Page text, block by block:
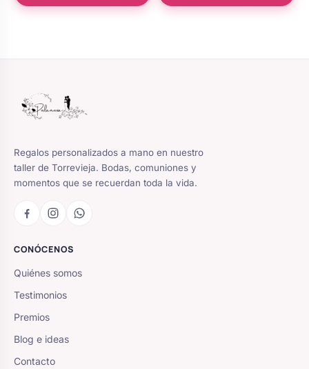
Regalos personalizados a mano en nuestro
taller de Torrevieja. Bodas, comuniones y
momentos que se recuerdan toda la vida.
CONÓCENOS
Quiénes somos
Testimonios
Premios
Blog e ideas
Contacto